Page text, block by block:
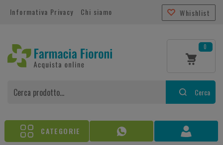
Informativa Privacy Chi siamo Whishlist
0
Cerca
CATEGORIE